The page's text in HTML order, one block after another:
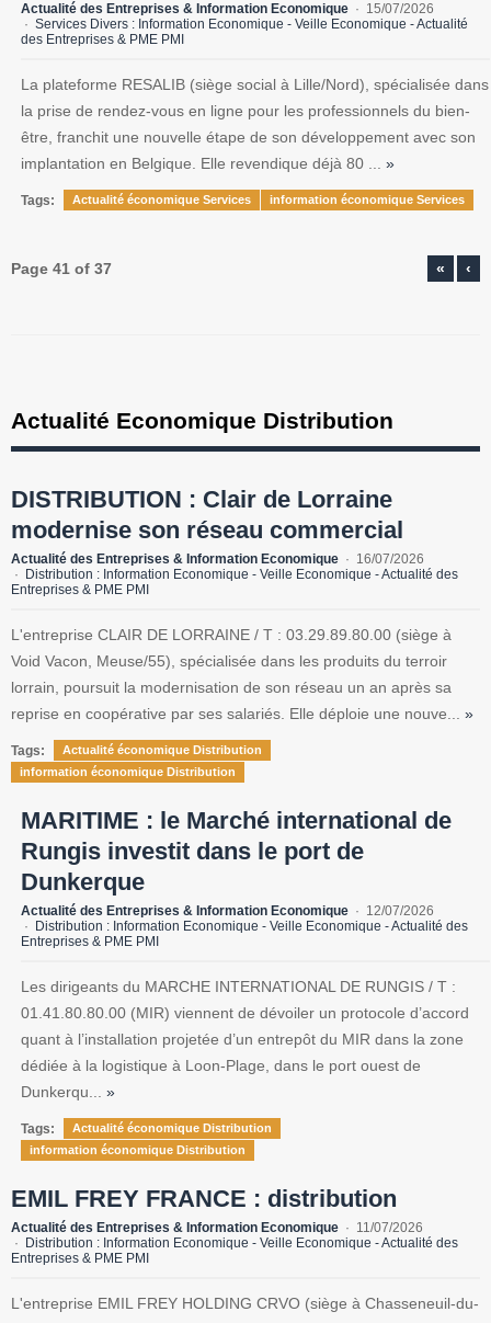
Actualité des Entreprises & Information Economique
15/07/2026
Services Divers : Information Economique - Veille Economique - Actualité
des Entreprises & PME PMI
La plateforme RESALIB (siège social à Lille/Nord), spécialisée dans
la prise de rendez-vous en ligne pour les professionnels du bien-
être, franchit une nouvelle étape de son développement avec son
implantation en Belgique. Elle revendique déjà 80 ... »
Tags: Actualité économique Services information économique Services
Page 41 of 37 « ‹
Actualité Economique Distribution
DISTRIBUTION : Clair de Lorraine
modernise son réseau commercial
Actualité des Entreprises & Information Economique
16/07/2026
Distribution : Information Economique - Veille Economique - Actualité des
Entreprises & PME PMI
L'entreprise CLAIR DE LORRAINE / T : 03.29.89.80.00 (siège à
Void Vacon, Meuse/55), spécialisée dans les produits du terroir
lorrain, poursuit la modernisation de son réseau un an après sa
reprise en coopérative par ses salariés. Elle déploie une nouve... »
Tags:
Actualité économique Distribution
information économique Distribution
MARITIME : le Marché international de
Rungis investit dans le port de
Dunkerque
Actualité des Entreprises & Information Economique
12/07/2026
Distribution : Information Economique - Veille Economique - Actualité des
Entreprises & PME PMI
Les dirigeants du MARCHE INTERNATIONAL DE RUNGIS / T :
01.41.80.80.00 (MIR) viennent de dévoiler un protocole d’accord
quant à l’installation projetée d’un entrepôt du MIR dans la zone
dédiée à la logistique à Loon-Plage, dans le port ouest de
Dunkerqu... »
Tags:
Actualité économique Distribution
information économique Distribution
EMIL FREY FRANCE : distribution
Actualité des Entreprises & Information Economique
11/07/2026
Distribution : Information Economique - Veille Economique - Actualité des
Entreprises & PME PMI
L'entreprise EMIL FREY HOLDING CRVO (siège à Chasseneuil-du-